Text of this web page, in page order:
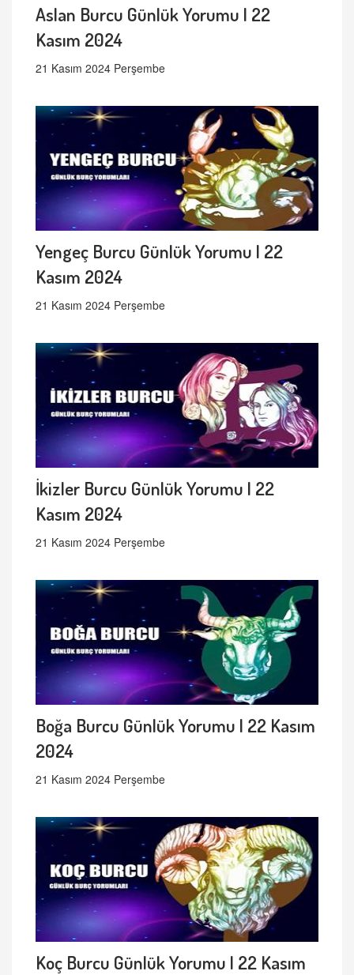
Aslan Burcu Günlük Yorumu | 22
Kasım 2024
21 Kasım 2024 Perşembe
Yengeç Burcu Günlük Yorumu | 22
Kasım 2024
21 Kasım 2024 Perşembe
İkizler Burcu Günlük Yorumu | 22
Kasım 2024
21 Kasım 2024 Perşembe
Boğa Burcu Günlük Yorumu | 22 Kasım
2024
21 Kasım 2024 Perşembe
Koç Burcu Günlük Yorumu | 22 Kasım